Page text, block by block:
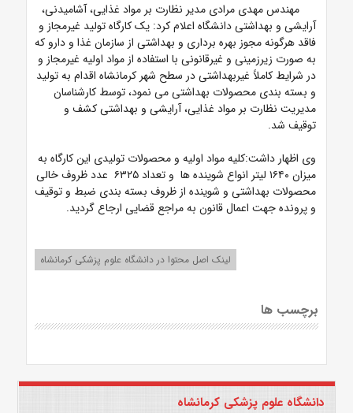
مهندس مهدی مرادی مدیر نظارت بر مواد غذایی، آشامیدنی،
آرایشی و بهداشتی دانشگاه اعلام کرد: یک کارگاه تولید غیرمجاز و
فاقد هرگونه مجوز بهره برداری و بهداشتی از سازمان غذا و دارو که
به صورت زیرزمینی و غیرقانونی با استفاده از مواد اولیه غیرمجاز و
در شرایط کاملاً غیربهداشتی در سطح شهر کرمانشاه اقدام به تولید
و بسته بندی محصولات بهداشتی می نمود، توسط کارشناسان
مدیریت نظارت بر مواد غذایی، آرایشی و بهداشتی کشف و
توقیف شد.
وی اظهار داشت:کلیه مواد اولیه و محصولات تولیدی این کارگاه به
میزان ۱۶۴۰ لیتر انواع شوینده ها و تعداد ۶۳۲۵ عدد ظروف خالی
محصولات بهداشتی و شوینده از ظروف بسته بندی ضبط و توقیف
و پرونده جهت اعمال قانون به مراجع قضایی ارجاع گردید.
لینک اصل محتوا در دانشگاه علوم پزشکی کرمانشاه
برچسب ها
دانشگاه علوم پزشکی کرمانشاه